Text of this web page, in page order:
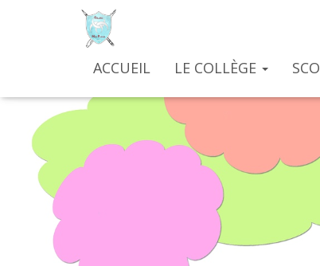
ACCUEIL LE COLLÈGE